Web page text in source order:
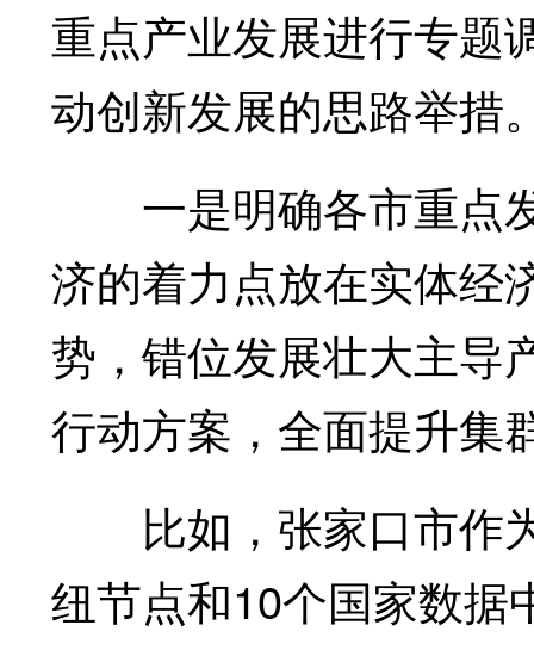
重点产业发展进行专题
动创新发展的思路举措
一是明确各市重点
济的着力点放在实体经
势，错位发展壮大主导
行动方案，全面提升集
比如，张家口市作为
纽节点和10个国家数据